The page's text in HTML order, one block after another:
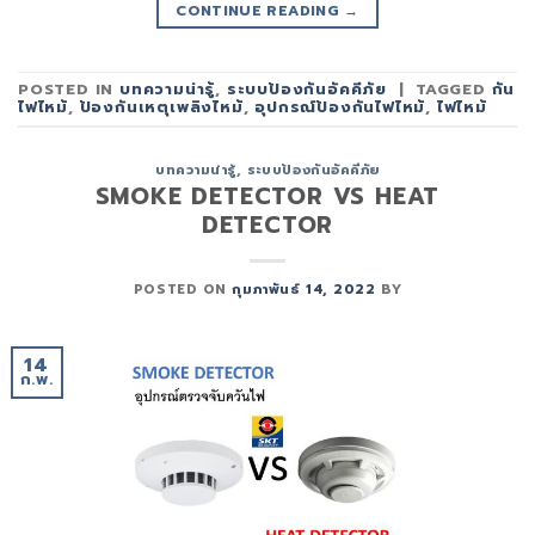
CONTINUE READING →
POSTED IN บทความน่ารู้, ระบบป้องกันอัคคีภัย | TAGGED กัน
ไฟไหม้, ป้องกันเหตุเพลิงไหม้, อุปกรณ์ป้องกันไฟไหม้, ไฟไหม้
บทความน่ารู้, ระบบป้องกันอัคคีภัย
SMOKE DETECTOR VS HEAT
DETECTOR
POSTED ONกุมภาพันธ์ 14, 2022 BY
14
ก.พ.